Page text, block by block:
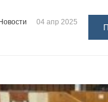
04 апр 2025